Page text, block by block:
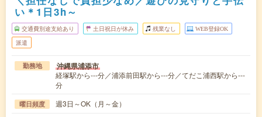
い＊1日3h～
交通費別途支給あり 土日祝日が休み 残業なし WEB登録OK
派遣
勤務地 沖縄県浦添市
経塚駅から---分／浦添前田駅から---分／てだこ浦西駅から---
分
曜日頻度 週3日～OK（月～金）